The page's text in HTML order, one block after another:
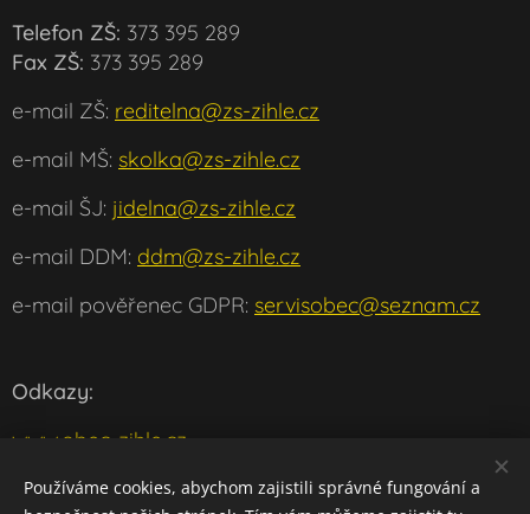
Telefon ZŠ: 373 395 289
Fax ZŠ: 373 395 289
e-mail ZŠ: reditelna@zs-zihle.cz
e-mail MŠ: skolka@zs-zihle.cz
e-mail ŠJ: jidelna@zs-zihle.cz
e-mail DDM: ddm@zs-zihle.cz
e-mail pověřenec GDPR: servisobec@seznam.cz
Odkazy:
www.obec-zihle.cz
www.msmt.cz
Používáme cookies, abychom zajistili správné fungování a